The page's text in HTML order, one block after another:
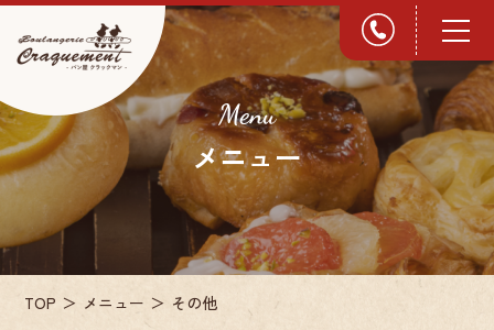
Menu
メニュー
TOP メニュー その他